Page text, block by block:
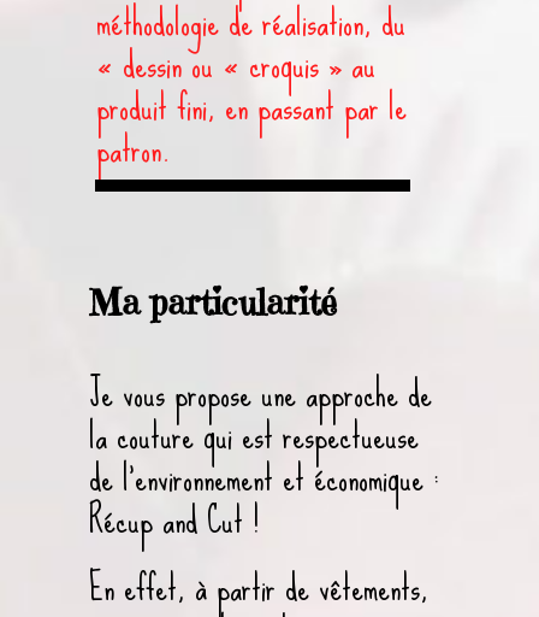
méthodologie de réalisation, du
« dessin ou « croquis » au
produit fini, en passant par le
patron.
Ma particularité
Je vous propose une approche de
la couture qui est respectueuse
de l’environnement et économique :
Récup and Cut !
En effet, à partir de vêtements,